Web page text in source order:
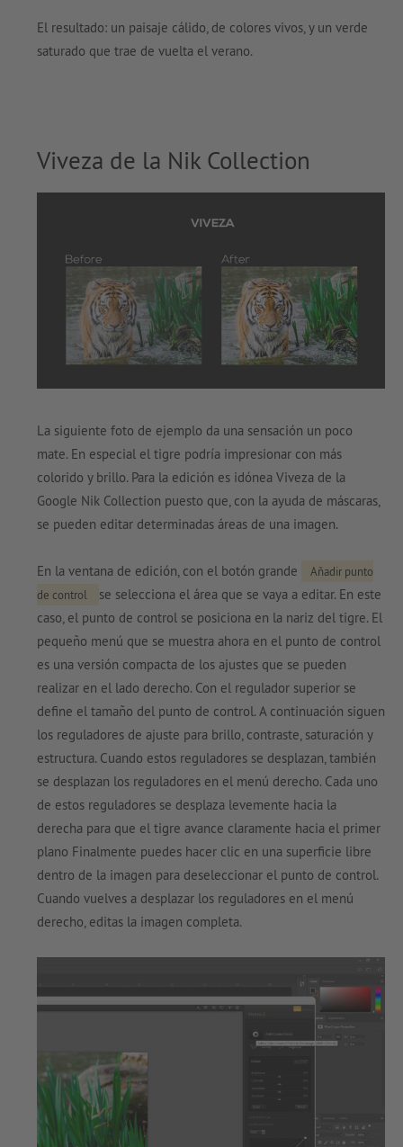
El resultado: un paisaje cálido, de colores vivos, y un verde
saturado que trae de vuelta el verano.
Viveza de la Nik Collection
La siguiente foto de ejemplo da una sensación un poco
mate. En especial el tigre podría impresionar con más
colorido y brillo. Para la edición es idónea Viveza de la
Google Nik Collection puesto que, con la ayuda de máscaras,
se pueden editar determinadas áreas de una imagen.
En la ventana de edición, con el botón grande
Añadir punto
de control
se selecciona el área que se vaya a editar. En este
caso, el punto de control se posiciona en la nariz del tigre. El
pequeño menú que se muestra ahora en el punto de control
es una versión compacta de los ajustes que se pueden
realizar en el lado derecho. Con el regulador superior se
define el tamaño del punto de control. A continuación siguen
los reguladores de ajuste para brillo, contraste, saturación y
estructura. Cuando estos reguladores se desplazan, también
se desplazan los reguladores en el menú derecho. Cada uno
de estos reguladores se desplaza levemente hacia la
derecha para que el tigre avance claramente hacia el primer
plano Finalmente puedes hacer clic en una superficie libre
dentro de la imagen para deseleccionar el punto de control.
Cuando vuelves a desplazar los reguladores en el menú
derecho, editas la imagen completa.